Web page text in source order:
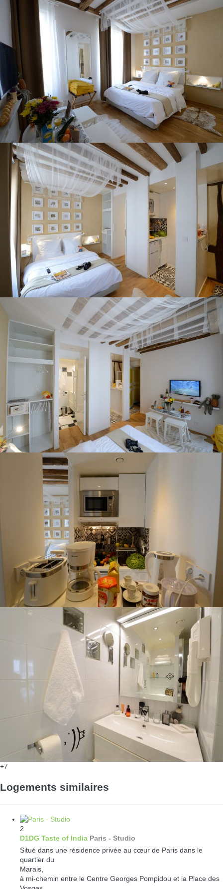
+7
Logements similaires
2
D1DG Taste of India Paris - Studio
Situé dans une résidence privée au cœur de Paris dans le
quartier du
Marais,
à mi-chemin entre le Centre Georges Pompidou et la Place des